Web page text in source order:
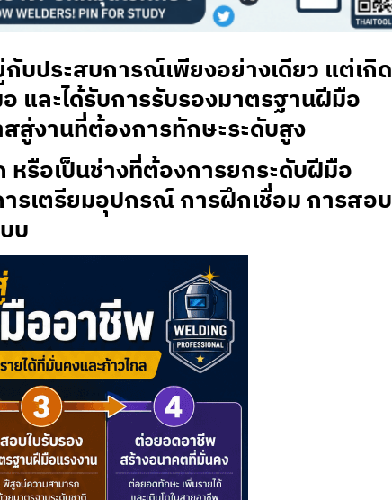
บประสบการณ์เพียงอย่างเดียว แต่เกิด
และได้รับการรับรองมาตรฐานฝีมือ
สสู่งานที่ต้องการทักษะระดับสูง
หรือเป็นช่างที่ต้องการยกระดับฝีมือ
รเตรียมอุปกรณ์ การฝึกเชื่อม การสอบ
บ